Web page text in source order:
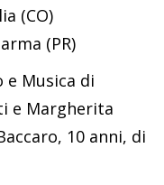
(CO)
(PR)
e Musica di
e Margherita
10 anni, di